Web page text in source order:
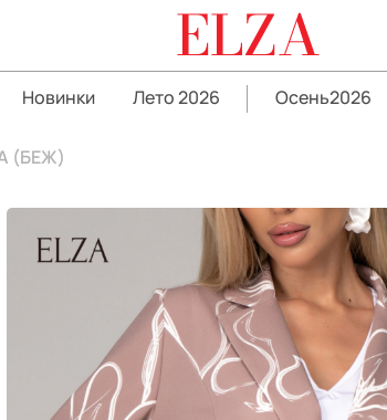
ELZA
Новинки Лето 2026 Осень2026
(БЕЖ)